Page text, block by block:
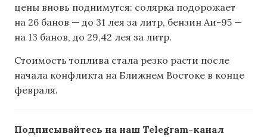
цены вновь поднимутся: солярка подорожает
на 26 банов — до 31 лея за литр, бензин Аи-95 —
на 13 банов, до 29,42 лея за литр.
Стоимость топлива стала резко расти после
начала конфликта на Ближнем Востоке в конце
февраля.
Подписывайтесь на наш Telegram-канал